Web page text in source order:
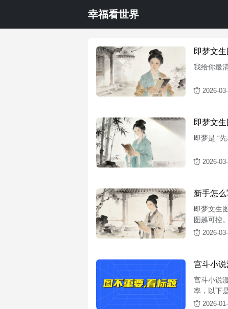
幸福看世界
即梦文
我给你最
2026-
即梦文
即梦是 “
2026-
新手怎
即梦文生
图越可控。
2026-
宫斗小
宫斗小说
率，以下
2026-